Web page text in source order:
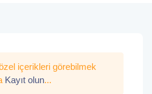
içerikleri görebilmek
Kayıt olun...